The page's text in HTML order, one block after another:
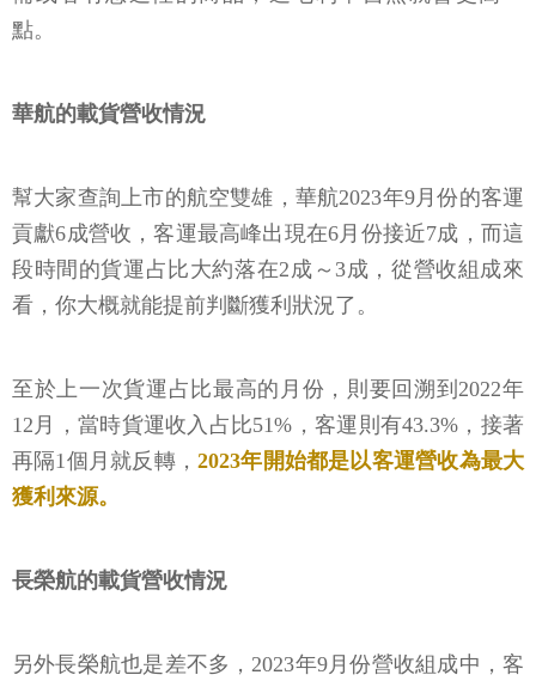
點。
華航的載貨營收情況
幫大家查詢上市的航空雙雄，華航2023年9月份的客運
貢獻6成營收，客運最高峰出現在6月份接近7成，而這
段時間的貨運占比大約落在2成～3成，從營收組成來
看，你大概就能提前判斷獲利狀況了。
至於上一次貨運占比最高的月份，則要回溯到2022年
12月，當時貨運收入占比51%，客運則有43.3%，接著
再隔1個月就反轉，2023年開始都是以客運營收為最大
獲利來源。
長榮航的載貨營收情況
另外長榮航也是差不多，2023年9月份營收組成中，客